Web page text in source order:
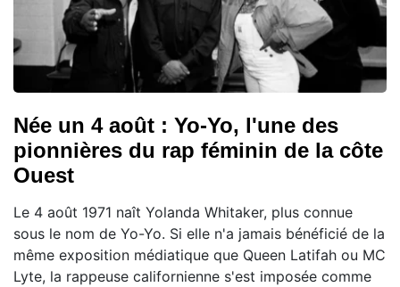
Née un 4 août : Yo-Yo, l'une des
pionnières du rap féminin de la côte
Ouest
Le 4 août 1971 naît Yolanda Whitaker, plus connue
sous le nom de Yo-Yo. Si elle n'a jamais bénéficié de la
même exposition médiatique que Queen Latifah ou MC
Lyte, la rappeuse californienne s'est imposée comme